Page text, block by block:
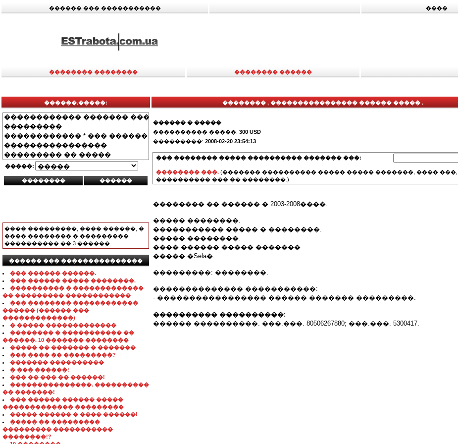
������ ��� ����������� ����
�������� �������� �������� ������
������.�����:
�����:
���� ���������, ���� ������, �
���� �������� � ���������
���������� �� 3 ������.
������ ��� ���������������
��� ������ ������.
��� ������ ����� ��������.
���������� � �������������
�� ��������� ������������
��� �������� ������������
������ (������ ���
�������������)
� ����� �������������
�������� � ����������� ��
������. 10 ������� ��������
����� �� ������� � �������
��� ���� �� ���������?
������� ����������
� ��� ������!
��� �� ��� �� ������!
���������������. ����������
�� �������!
��� ������ ������ �����
������������� ���������
����� ������ � ���� ������!
����� �� ���������
��������� �����������
��������!?
�������� , ���������������� ������ ����� .
������ � �����
���������� �����: 300 USD
���������: 2008-02-20 23:54:13
��� �������� ����� ���������� ������� ���:
�������� ���. (������� ���������� ����� ����� �������, ����
���������� ��� �� ��������.)
�������� �� ������ � 2003-2008����.
����� ��������.
����������� ����� � ��������.
����� ��������.
���� ������ ����� �������.
����� �Sela�.
���������: ��������.
�������������� �����������:
- ����������������� ������ ������� ���������.
���������� ����������:
������ ����������. ���.���. 80506267880; ���.���. 5300417.